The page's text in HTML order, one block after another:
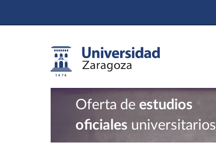
Oferta de estudios
oficiales universitarios